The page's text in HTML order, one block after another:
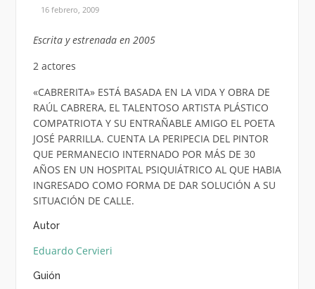
16 febrero, 2009
Escrita y estrenada en 2005
2 actores
«CABRERITA» ESTÁ BASADA EN LA VIDA Y OBRA DE
RAÚL CABRERA, EL TALENTOSO ARTISTA PLÁSTICO
COMPATRIOTA Y SU ENTRAÑABLE AMIGO EL POETA
JOSÉ PARRILLA. CUENTA LA PERIPECIA DEL PINTOR
QUE PERMANECIO INTERNADO POR MÁS DE 30
AÑOS EN UN HOSPITAL PSIQUIÁTRICO AL QUE HABIA
INGRESADO COMO FORMA DE DAR SOLUCIÓN A SU
SITUACIÓN DE CALLE.
Autor
Eduardo Cervieri
Guión